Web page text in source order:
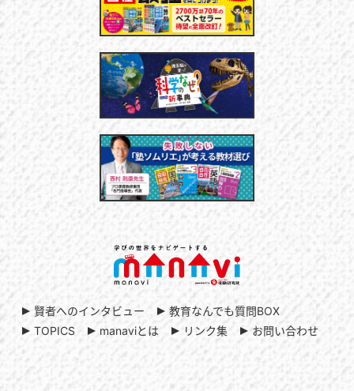
賢者へのインタビュー
教育なんでも質問BOX
TOPICS
manaviとは リンク集 お問い合わせ